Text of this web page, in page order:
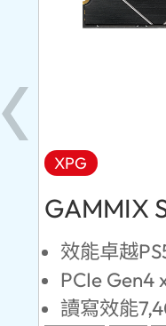
XPG
GAMMIX
效能卓越
PCIe Gen4
讀寫效能